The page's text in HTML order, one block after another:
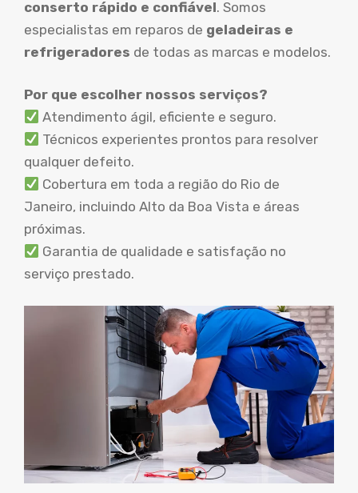
conserto rápido e confiável. Somos
especialistas em reparos de geladeiras e
refrigeradores de todas as marcas e modelos.
Por que escolher nossos serviços?
Atendimento ágil, eficiente e seguro.
Técnicos experientes prontos para resolver
qualquer defeito.
Cobertura em toda a região do Rio de
Janeiro, incluindo Alto da Boa Vista e áreas
próximas.
Garantia de qualidade e satisfação no
serviço prestado.